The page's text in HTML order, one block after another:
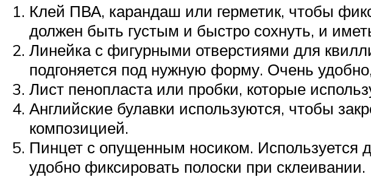
Клей ПВА, карандаш или герметик, чтобы
должен быть густым и быстро сохнуть, и
Линейка с фигурными отверстиями для
подгоняется под нужную форму. Очень
Лист пенопласта или пробки, которые
Английские булавки используются, чтобы
композицией.
Пинцет с опущенным носиком. Используется
удобно фиксировать полоски при склеивании.